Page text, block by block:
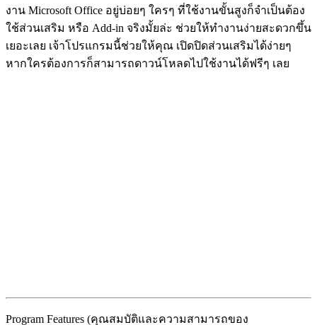
งาน Microsoft Office อยู่บ่อยๆ ใครๆ ที่ใช้งานขั้นสูงก็จำเป็นต้อง
ใช้ส่วนเสริม หรือ Add-in จริงมั้ยล่ะ ช่วยให้ทำงานง่ายสะดวกขึ้น
เยอะเลย เจ้าโปรแกรมนี้ช่วยให้คุณ เปิดปิดส่วนเสริมได้ง่ายๆ
หากใครต้องการก็สามารถดาวน์โหลดไปใช้งานได้ฟรีๆ เลย
Program Features (คุณสมบัติและความสามารถของ